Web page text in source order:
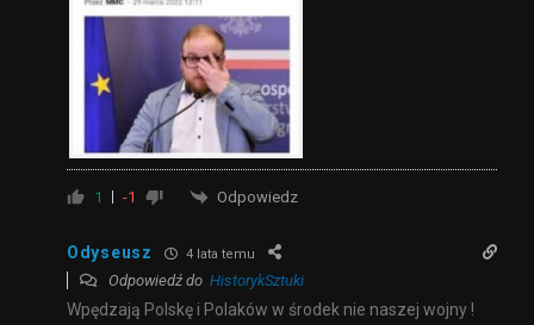
1 -1 Odpowiedz
Odyseusz 4 lata temu
Odpowiedź do HistorykSztuki
Wpędzają Polskę i Polaków w środek nie naszej wojny !